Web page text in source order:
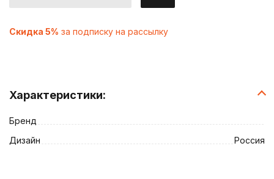
Характеристики:
Бренд
Дизайн
Россия
Скидка 5% за подписку на рассылку